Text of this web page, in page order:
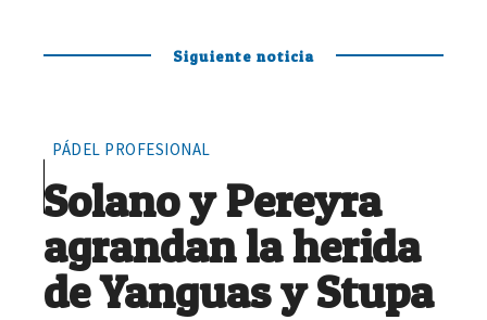
Siguiente noticia
PÁDEL PROFESIONAL
Solano y Pereyra
agrandan la herida
de Yanguas y Stupa